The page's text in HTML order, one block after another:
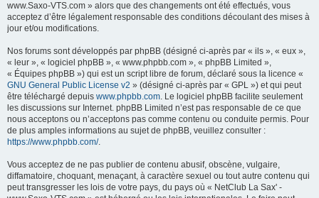
www.Saxo-VTS.com » alors que des changements ont été effectués, vous
acceptez d’être légalement responsable des conditions découlant des mises à
jour et/ou modifications.
Nos forums sont développés par phpBB (désigné ci-après par « ils », « eux »,
« leur », « logiciel phpBB », « www.phpbb.com », « phpBB Limited »,
« Équipes phpBB ») qui est un script libre de forum, déclaré sous la licence «
GNU General Public License v2 » (désigné ci-après par « GPL ») et qui peut
être téléchargé depuis www.phpbb.com. Le logiciel phpBB facilite seulement
les discussions sur Internet. phpBB Limited n’est pas responsable de ce que
nous acceptons ou n’acceptons pas comme contenu ou conduite permis. Pour
de plus amples informations au sujet de phpBB, veuillez consulter :
https://www.phpbb.com/.
Vous acceptez de ne pas publier de contenu abusif, obscène, vulgaire,
diffamatoire, choquant, menaçant, à caractère sexuel ou tout autre contenu qui
peut transgresser les lois de votre pays, du pays où « NetClub La Sax' -